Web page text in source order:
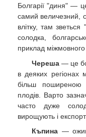
Болгарії "диня" —
самий величезний,
влітку, там
солодка,
приклад
Череша — це
в деяких
більш поширеною
плодів. Варто
часто дуже
вирощують і
Къпина —